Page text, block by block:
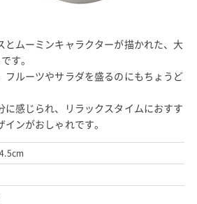
とムーミンキャラクターが描かれた、大
す。
フルーツやサラダを盛るのにもちょうど
に感じられ、リラックスタイムにおすす
ンがおしゃれです。